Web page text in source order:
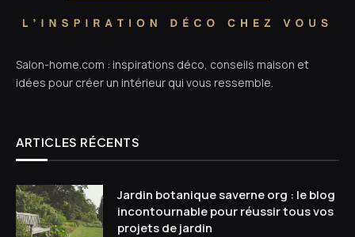
Salon-home.com : inspirations déco, conseils maison et
idées pour créer un intérieur qui vous ressemble.
ARTICLES RÉCENTS
Jardin botanique saverne org : le blog
incontournable pour réussir tous vos
projets de jardin